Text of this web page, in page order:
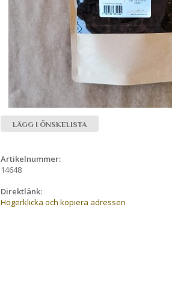
LÄGG I ÖNSKELISTA
Artikelnummer:
14648
Direktlänk:
Högerklicka och kopiera adressen